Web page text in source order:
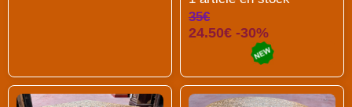
35€
24.50€ -30%